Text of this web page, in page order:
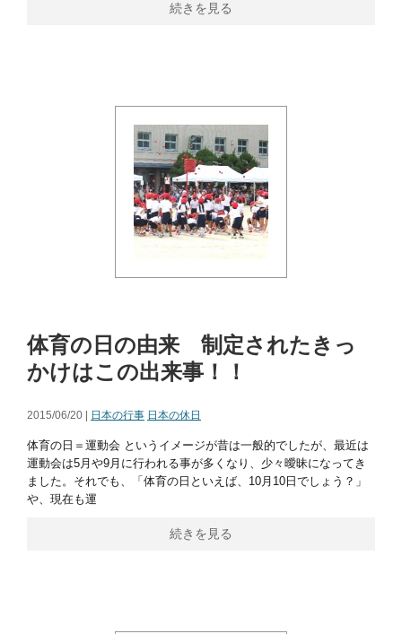
続きを見る
体育の日の由来 制定されたきっ
かけはこの出来事！！
2015/06/20 | 日本の行事 日本の休日
体育の日＝運動会 というイメージが昔は一般的でしたが、最近は
運動会は5月や9月に行われる事が多くなり、少々曖昧になってき
ました。それでも、「体育の日といえば、10月10日でしょう？」
や、現在も運
続きを見る